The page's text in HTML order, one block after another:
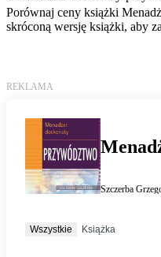
Porównaj ceny książki
skróconą wersję książki, aby